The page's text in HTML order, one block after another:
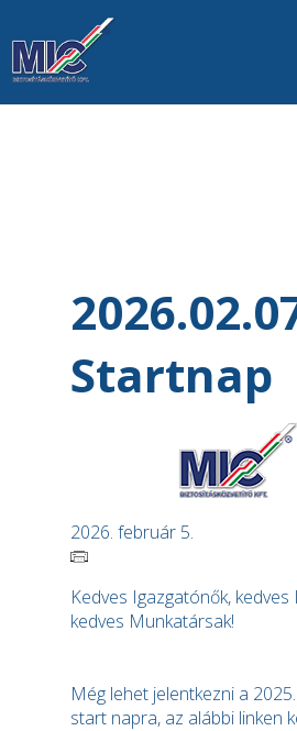
Startnap
2026. február 5.
Kedves Igazgatónők,
kedves Munkatársak!
Még lehet jelentkezni a
start napra, az alábbi linken